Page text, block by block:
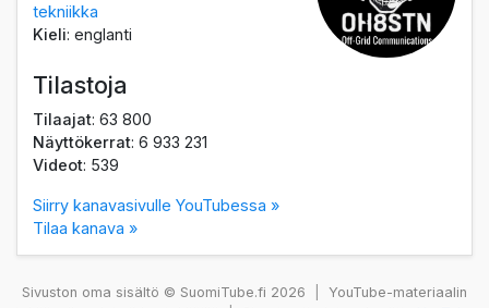
tekniikka
Kieli: englanti
Tilastoja
Tilaajat: 63 800
Näyttökerrat: 6 933 231
Videot: 539
Siirry kanavasivulle YouTubessa »
Tilaa kanava »
Sivuston oma sisältö © SuomiTube.fi 2026
YouTube-materiaalin